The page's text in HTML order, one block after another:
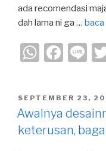
ada recomendasi
dah lama ni ga …
W
at
s
A
F
c
e
b
Li
e
POSTED
ON
SEPTEMBER 23,
Awalnya
keterusan,